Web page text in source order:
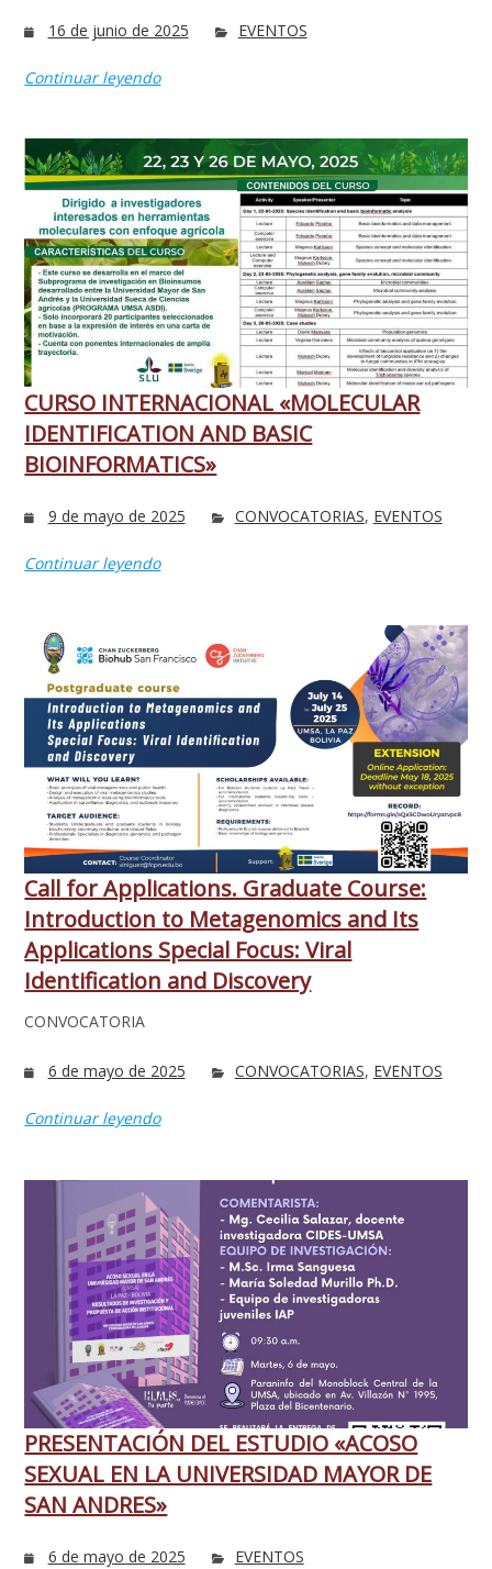
16 de junio de 2025 EVENTOS
Continuar leyendo
CURSO INTERNACIONAL «MOLECULAR
IDENTIFICATION AND BASIC
BIOINFORMATICS»
9 de mayo de 2025 CONVOCATORIAS, EVENTOS
Continuar leyendo
Call for Applications. Graduate Course:
Introduction to Metagenomics and Its
Applications Special Focus: Viral
Identification and Discovery
CONVOCATORIA
6 de mayo de 2025 CONVOCATORIAS, EVENTOS
Continuar leyendo
PRESENTACIÓN DEL ESTUDIO «ACOSO
SEXUAL EN LA UNIVERSIDAD MAYOR DE
SAN ANDRES»
6 de mayo de 2025 EVENTOS